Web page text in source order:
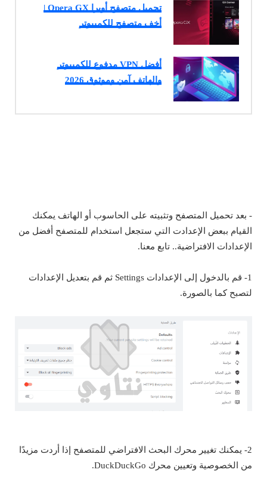
تحميل متصفح أوبرا Opera GX |
أخف متصفح للكمبيوتر
أفضل VPN مدفوع للكمبيوتر
والهاتف آمن وموثوق 2026
- بعد تحميل المتصفح وتثبيته على الحاسوب أو الهاتف يمكنك
القيام ببعض الإعدادت التي ستجعل استخدام للمتصفح أفضل من
الإعدادات الافتراضية.. تابع معنا.
1- قم بالدخول إلى الإعدادات Settings ثم قم بتعديل الإعدادات
لتصبح كما بالصورة.
2- يمكنك تغيير محرك البحث الافتراضي للمتصفح إذا أردت مزيدًا
من الخصوصية وتعيين محرك DuckDuckGo.